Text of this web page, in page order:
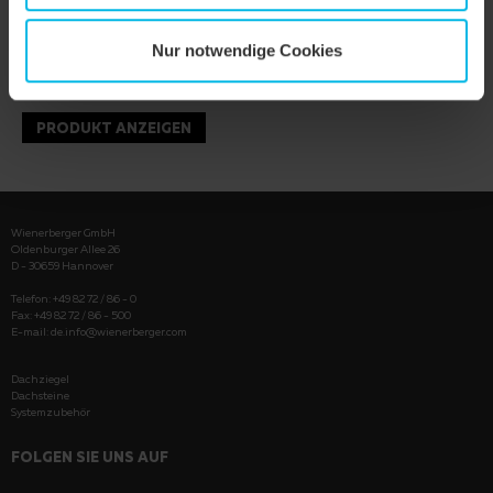
Nur notwendige Cookies
PRODUKT ANZEIGEN
Wienerberger GmbH
Oldenburger Allee 26
D - 30659 Hannover
Telefon: +49 82 72 / 86 - 0
Fax: +49 82 72 / 86 - 500
E-mail: de.info@wienerberger.com
Dachziegel
Dachsteine
Systemzubehör
FOLGEN SIE UNS AUF